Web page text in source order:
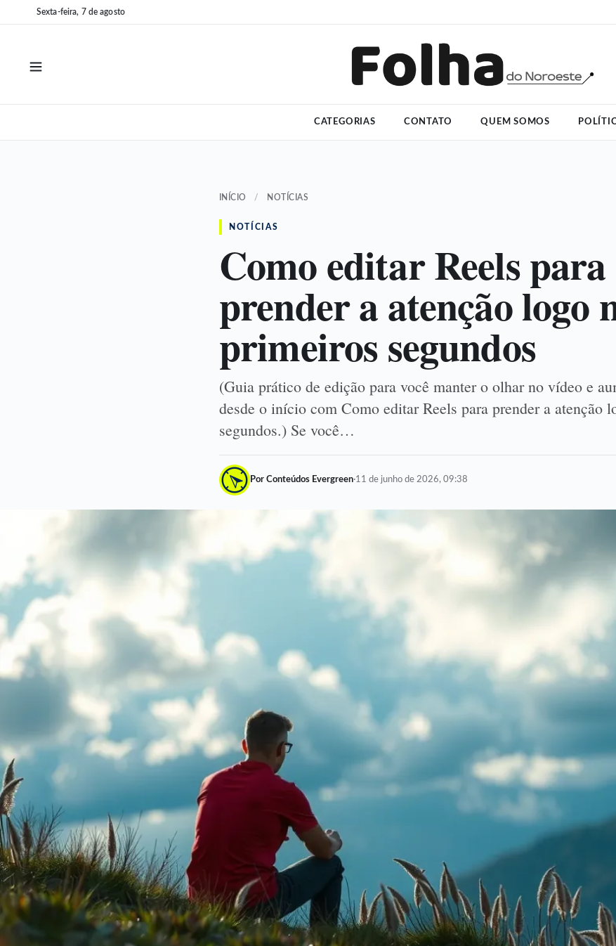
para
para
Sexta-feira, 7 de agosto
CATEGORIAS CONTATO QUEM SOMOS
INÍCIO / NOTÍCIAS
NOTÍCIAS
Como editar Reels para
prender a atenção logo
primeiros segundos
(Guia prático de edição para você manter o olhar no vídeo e
desde o início com Como editar Reels para prender a atenção
segundos.) Se você…
Por Conteúdos Evergreen·11 de junho de 2026, 09:38